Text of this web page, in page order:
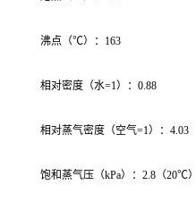
沸点（℃）：163
相对密度（水=1）：0.88
相对蒸气密度（空气=1）：4.03
饱和蒸气压（kPa）：2.8（20℃）